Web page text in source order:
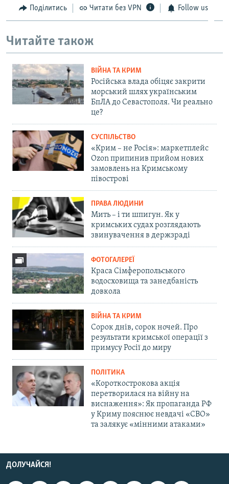
Поділитись Читати без VPN Follow us
Читайте також
ВІЙНА ТА КРИМ
Російська влада обіцяє закрити
морський шлях українським
БпЛА до Севастополя. Чи реально
це?
СУСПІЛЬСТВО
«Крим – не Росія»: маркетплейс
Ozon припинив прийом нових
замовлень на Кримському
півострові
ПРАВА ЛЮДИНИ
Мить – і ти шпигун. Як у
кримських судах розглядають
звинувачення в держзраді
ФОТОГАЛЕРЕЇ
Краса Сімферопольського
водосховища та занедбаність
довкола
ВІЙНА ТА КРИМ
Сорок днів, сорок ночей. Про
результати кримської операції з
примусу Росії до миру
ПОЛІТИКА
«Короткострокова акція
перетворилася на війну на
виснаження»: Як пропаганда РФ
у Криму пояснює невдачі «СВО»
та залякує «мінними атаками»
ДОЛУЧАЙСЯ!